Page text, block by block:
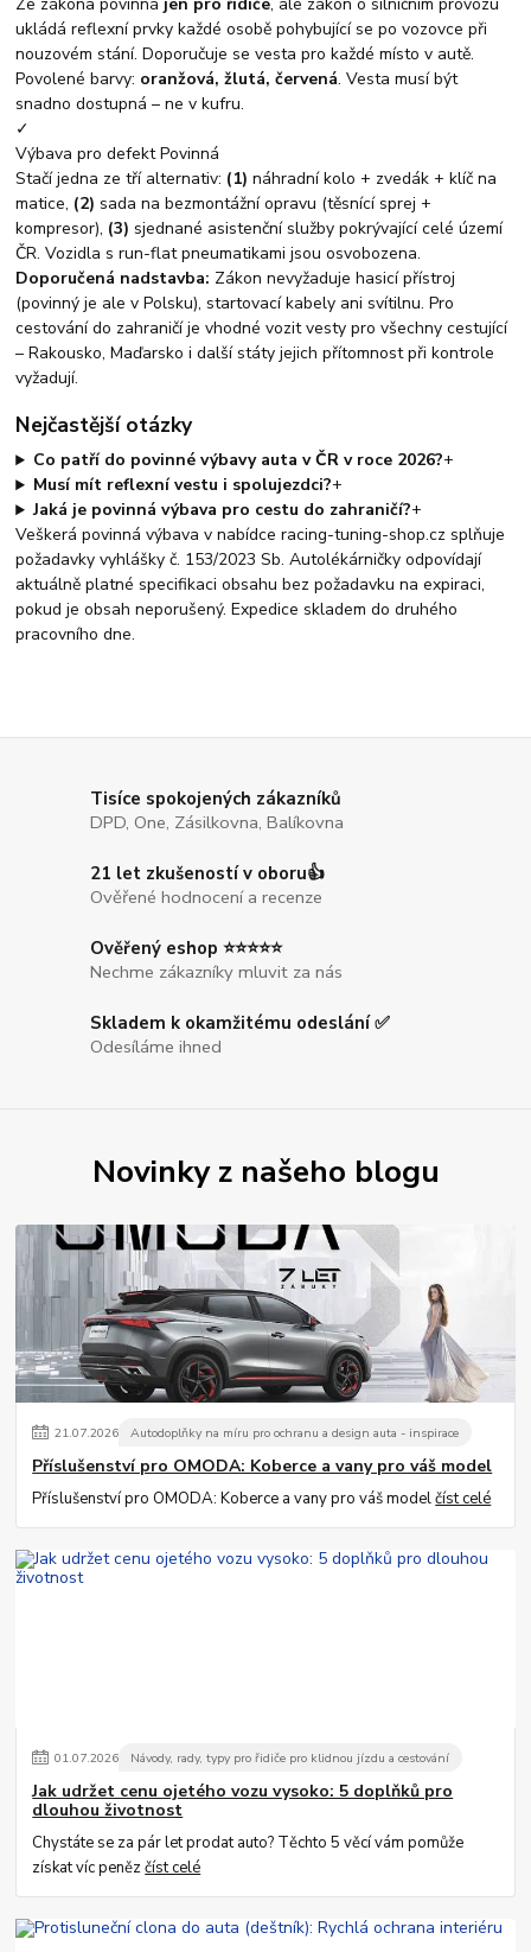
ukládá reflexní prvky každé osobě pohybující se po vozovce při
nouzovém stání. Doporučuje se vesta pro každé místo v autě.
Povolené barvy: oranžová, žlutá, červená. Vesta musí být
snadno dostupná – ne v kufru.
✓
Výbava pro defektPovinná
Stačí jedna ze tří alternativ: (1) náhradní kolo + zvedák + klíč na
matice, (2) sada na bezmontážní opravu (těsnící sprej +
kompresor), (3) sjednané asistenční služby pokrývající celé území
ČR. Vozidla s run-flat pneumatikami jsou osvobozena.
Doporučená nadstavba: Zákon nevyžaduje hasicí přístroj
(povinný je ale v Polsku), startovací kabely ani svítilnu. Pro
cestování do zahraničí je vhodné vozit vesty pro všechny cestující
– Rakousko, Maďarsko i další státy jejich přítomnost při kontrole
vyžadují.
Nejčastější otázky
Co patří do povinné výbavy auta v ČR v roce 2026?+
Musí mít reflexní vestu i spolujezdci?+
Jaká je povinná výbava pro cestu do zahraničí?+
Veškerá povinná výbava v nabídce racing-tuning-shop.cz splňuje
požadavky vyhlášky č. 153/2023 Sb. Autolékárničky odpovídají
aktuálně platné specifikaci obsahu bez požadavku na expiraci,
pokud je obsah neporušený. Expedice skladem do druhého
pracovního dne.
Tisíce spokojených zákazníků
DPD, One, Zásilkovna, Balíkovna
21 let zkušeností v oboru👍
Ověřené hodnocení a recenze
Ověřený eshop ⭐⭐⭐⭐⭐
Nechme zákazníky mluvit za nás
Skladem k okamžitému odeslání ✅
Odesíláme ihned
Novinky z našeho blogu
21.07.2026 Autodoplňky na míru pro ochranu a design auta - inspirace
Příslušenství pro OMODA: Koberce a vany pro váš model
Příslušenství pro OMODA: Koberce a vany pro váš modelčíst celé
01.07.2026 Návody, rady, typy pro řidiče pro klidnou jízdu a cestování
Jak udržet cenu ojetého vozu vysoko: 5 doplňků pro
dlouhou životnost
Chystáte se za pár let prodat auto? Těchto 5 věcí vám pomůže
získat víc penězčíst celé